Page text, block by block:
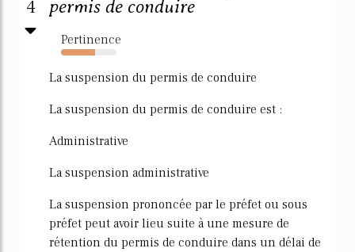
4
permis de conduire
Pertinence
61%
La suspension du permis de conduire
La suspension du permis de conduire est :
Administrative
La suspension administrative
La suspension prononcée par le préfet ou sous
préfet peut avoir lieu suite à une mesure de
rétention du permis de conduire dans un délai de